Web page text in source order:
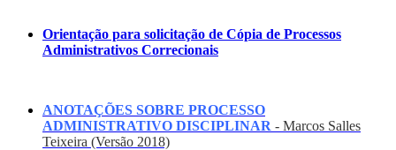
Orientação para solicitação de Cópia de Processos
Administrativos Correcionais
ANOTAÇÕES SOBRE PROCESSO
ADMINISTRATIVO DISCIPLINAR - Marcos Salles
Teixeira (Versão 2018)